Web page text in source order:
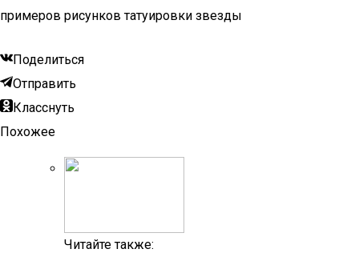
примеров рисунков татуировки звезды
Поделиться
Отправить
Класснуть
Похожее
Читайте также: